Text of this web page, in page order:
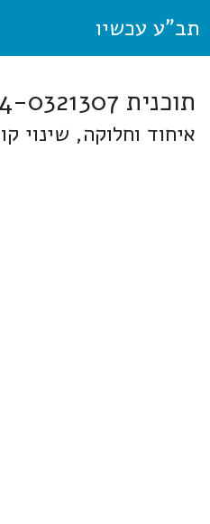
תב"ע עכשיו
תוכנית 424-0321307 חבל מודיעין
איחוד וחלוקה, שינוי